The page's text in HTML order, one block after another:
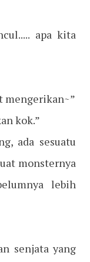
apa kita
mengerikan~”
kok.”
ada sesuatu
monsternya
lebih
senjata yang